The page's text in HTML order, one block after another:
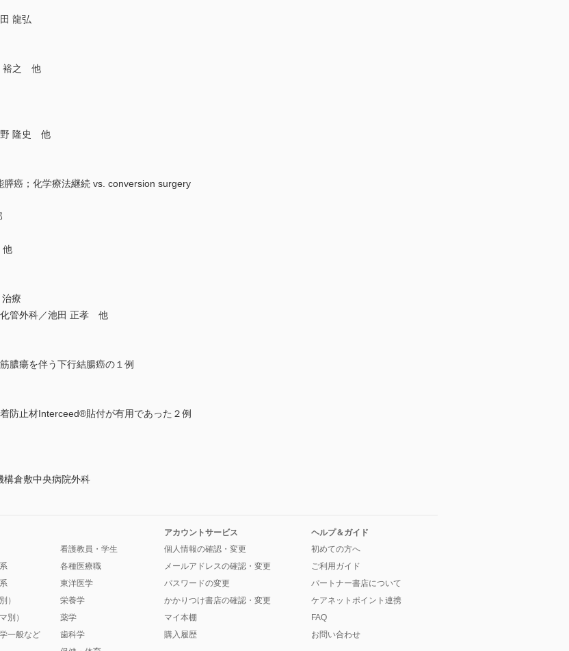
龍弘
裕之 他
野 隆史 他
癌；化学療法継続 vs. conversion surgery
他
療
化管外科／池田 正孝 他
膿瘍を伴う下行結腸癌の１例
防止材Interceed®貼付が有用であった２例
構倉敷中央病院外科
）
別）
一般など
看護教員・学生
各種医療職
東洋医学
栄養学
薬学
歯科学
アカウントサービス
個人情報の確認・変更
メールアドレスの確認・変更
パスワードの変更
かかりつけ書店の確認・変更
マイ本棚
購入履歴
ヘルプ＆ガイド
初めての方へ
ご利用ガイド
パートナー書店について
ケアネットポイント連携
FAQ
お問い合わせ